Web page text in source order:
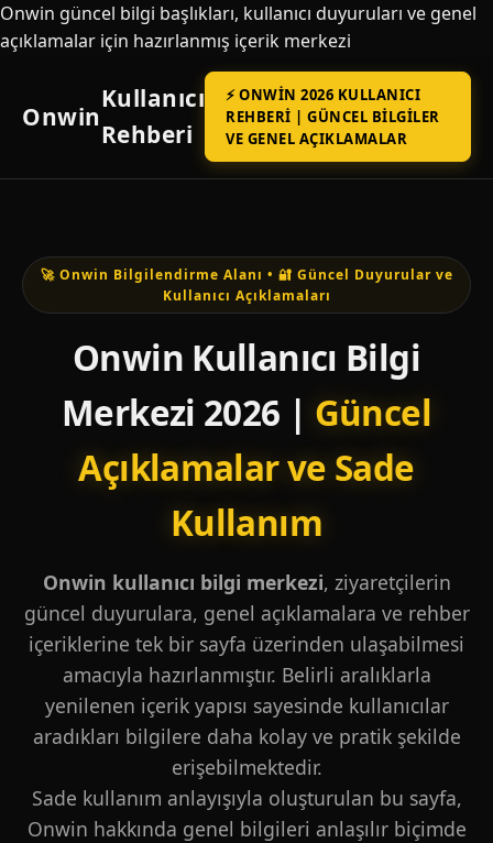
Onwin güncel bilgi başlıkları, kullanıcı duyuruları ve genel
açıklamalar için hazırlanmış içerik merkezi
Onwin
Kullanıcı
Rehberi
⚡ ONWIN 2026 KULLANICI
REHBERI | GÜNCEL BILGILER
VE GENEL AÇIKLAMALAR
🚀 Onwin Bilgilendirme Alanı • 🔐 Güncel Duyurular ve
Kullanıcı Açıklamaları
Onwin Kullanıcı Bilgi
Merkezi 2026 | Güncel
Açıklamalar ve Sade
Kullanım
Onwin kullanıcı bilgi merkezi, ziyaretçilerin
güncel duyurulara, genel açıklamalara ve rehber
içeriklerine tek bir sayfa üzerinden ulaşabilmesi
amacıyla hazırlanmıştır. Belirli aralıklarla
yenilenen içerik yapısı sayesinde kullanıcılar
aradıkları bilgilere daha kolay ve pratik şekilde
erişebilmektedir.
Sade kullanım anlayışıyla oluşturulan bu sayfa,
Onwin hakkında genel bilgileri anlaşılır biçimde